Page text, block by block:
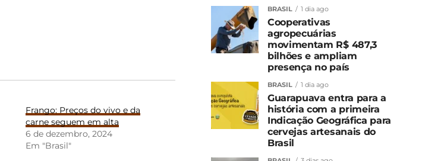
Frango: Preços do vivo e da
carne seguem em alta
6 de dezembro, 2024
Em "Brasil"
BRASIL 1 dia ago
Cooperativas
agropecuárias
movimentam R$ 487,3
bilhões e ampliam
presença no país
BRASIL 1 dia ago
Guarapuava entra para a
história com a primeira
Indicação Geográfica para
cervejas artesanais do
Brasil